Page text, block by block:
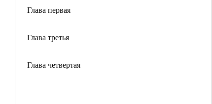
Глава первая
Глава третья
Глава четвертая